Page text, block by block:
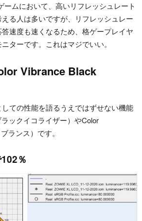
ームにおいて、高いリフレッシュレート
る人は多いですが、リフレッシュレー
速度も速くなるため、格ゲープレイヤ
ターです。これはマジでいい。
Vibrance Black
ての性能を語るうえではずせない機能
ックイコライザー）やColor
ランス）です。
％